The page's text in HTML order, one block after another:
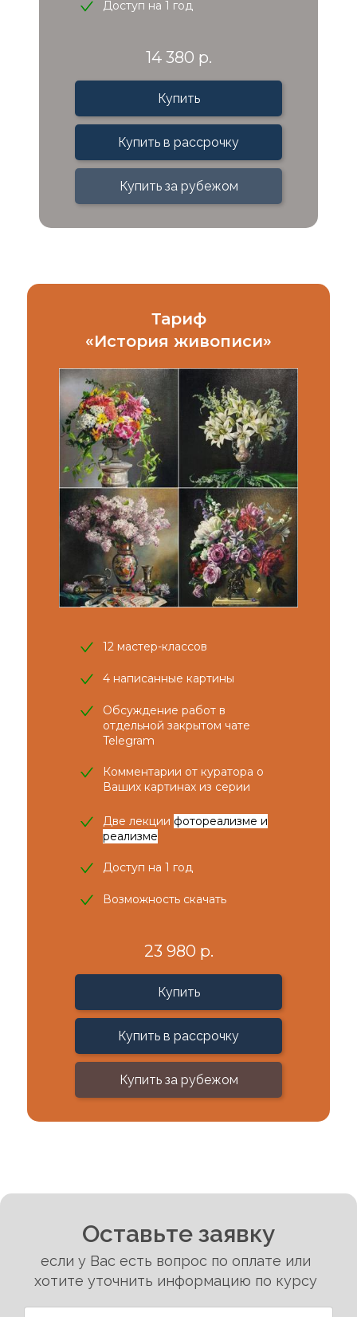
Доступ на 1 год
14 380 р.
Купить
Купить в рассрочку
Купить за рубежом
Тариф
«История живописи»
12 мастер-классов
4 написанные картины
Обсуждение работ в
отдельной закрытом чате
Telegram
Комментарии от куратора о
Ваших картинах из серии
Две лекции фотореализме и
реализме
Доступ на 1 год
Возможность скачать
23 980 р.
Купить
Купить в рассрочку
Купить за рубежом
Оставьте заявку
если у Вас есть вопрос по оплате или
хотите уточнить информацию по курсу